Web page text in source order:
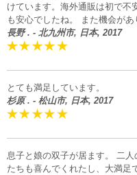
けています。海外通販は初で不
も安心でしたね。 また機会があ
長野 . - 北九州市, 日本, 2017
とても満足しています。
杉原 . - 松山市, 日本, 2017
息子と娘の双子が居ます。 二
たちも喜んでくれたし、大満足